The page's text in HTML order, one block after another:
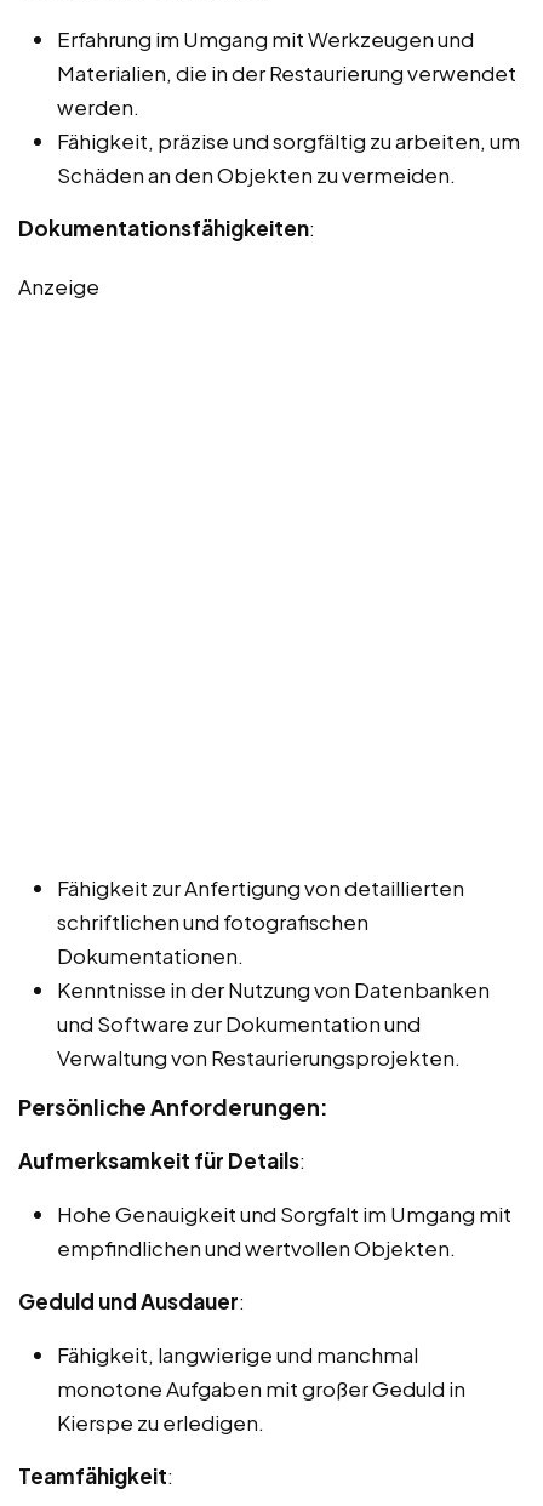
Erfahrung im Umgang mit Werkzeugen und
Materialien, die in der Restaurierung verwendet
werden.
Fähigkeit, präzise und sorgfältig zu arbeiten, um
Schäden an den Objekten zu vermeiden.
Dokumentationsfähigkeiten:
Anzeige
Fähigkeit zur Anfertigung von detaillierten
schriftlichen und fotografischen
Dokumentationen.
Kenntnisse in der Nutzung von Datenbanken
und Software zur Dokumentation und
Verwaltung von Restaurierungsprojekten.
Persönliche Anforderungen:
Aufmerksamkeit für Details:
Hohe Genauigkeit und Sorgfalt im Umgang mit
empfindlichen und wertvollen Objekten.
Geduld und Ausdauer:
Fähigkeit, langwierige und manchmal
monotone Aufgaben mit großer Geduld in
Kierspe zu erledigen.
Teamfähigkeit: